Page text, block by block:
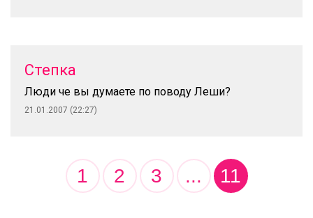
Степка
Люди че вы думаете по поводу Леши?
21.01.2007 (22:27)
1 2 3 ... 11